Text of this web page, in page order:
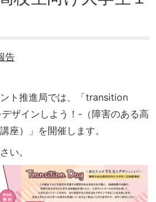
告
ト推進局では、「transition
ザインしよう！-（障害のある高
座）」を開催します。
い。